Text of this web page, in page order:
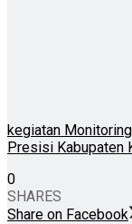
kegiatan
Presisi Kabupaten
0
SHARES
Share on Facebook